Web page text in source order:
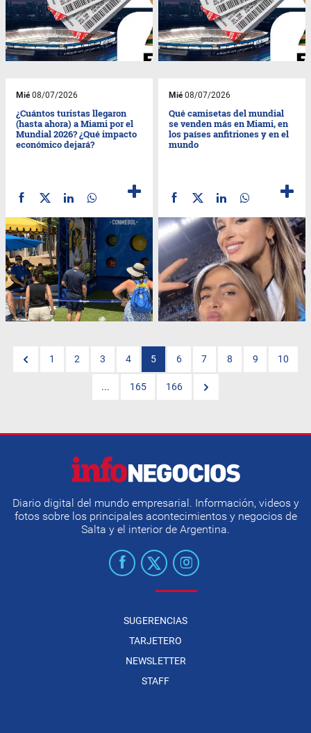
Mié08/07/2026
¿Cuántos turistas llegaron
(hasta ahora) a Miami por el
Mundial 2026? ¿Qué impacto
económico dejará?
Mié08/07/2026
Qué camisetas del mundial
se venden más en Miami, en
los países anfitriones y en el
mundo
1 2 3 4 5 6 7 8 9 10
... 165 166
Diario digital del mundo empresarial. Información, videos y
fotos sobre los principales acontecimientos y negocios de
Salta y el interior de Argentina.
SUGERENCIAS
TARJETERO
NEWSLETTER
STAFF